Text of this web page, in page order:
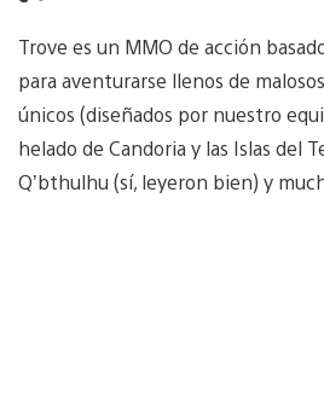
Trove es un MMO de acción
para aventurarse llenos de
únicos (diseñados por nuestro
helado de Candoria y las Islas del
Q’bthulhu (sí, leyeron bien) y